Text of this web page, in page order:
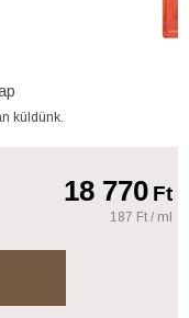
küldünk.
18 770Ft
187 Ft / ml